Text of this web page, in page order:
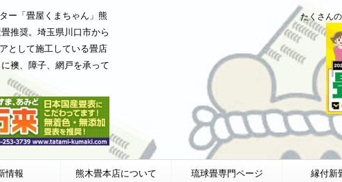
ー「畳屋くまちゃん」熊
推奨。埼玉県川口市から
として施工している畳店
襖、障子、網戸を承って
たくさん
情報 熊木畳本店について 琉球畳専門ページ 縁付新